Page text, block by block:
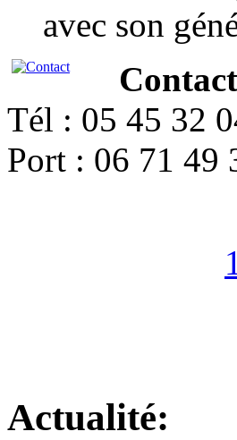
avec son
Tél : 05 45 32
Port : 06 71 49
Actualité: